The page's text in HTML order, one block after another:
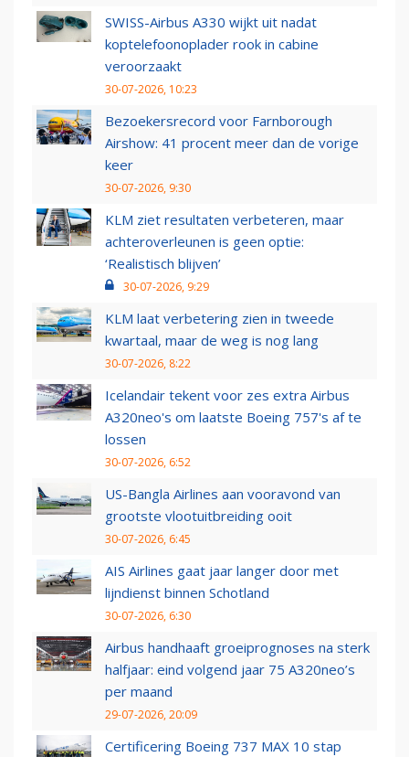
SWISS-Airbus A330 wijkt uit nadat
koptelefoonoplader rook in cabine
veroorzaakt
30-07-2026, 10:23
Bezoekersrecord voor Farnborough
Airshow: 41 procent meer dan de vorige
keer
30-07-2026, 9:30
KLM ziet resultaten verbeteren, maar
achteroverleunen is geen optie:
‘Realistisch blijven’
30-07-2026, 9:29
KLM laat verbetering zien in tweede
kwartaal, maar de weg is nog lang
30-07-2026, 8:22
Icelandair tekent voor zes extra Airbus
A320neo's om laatste Boeing 757's af te
lossen
30-07-2026, 6:52
US-Bangla Airlines aan vooravond van
grootste vlootuitbreiding ooit
30-07-2026, 6:45
AIS Airlines gaat jaar langer door met
lijndienst binnen Schotland
30-07-2026, 6:30
Airbus handhaaft groeiprognoses na sterk
halfjaar: eind volgend jaar 75 A320neo’s
per maand
29-07-2026, 20:09
Certificering Boeing 737 MAX 10 stap